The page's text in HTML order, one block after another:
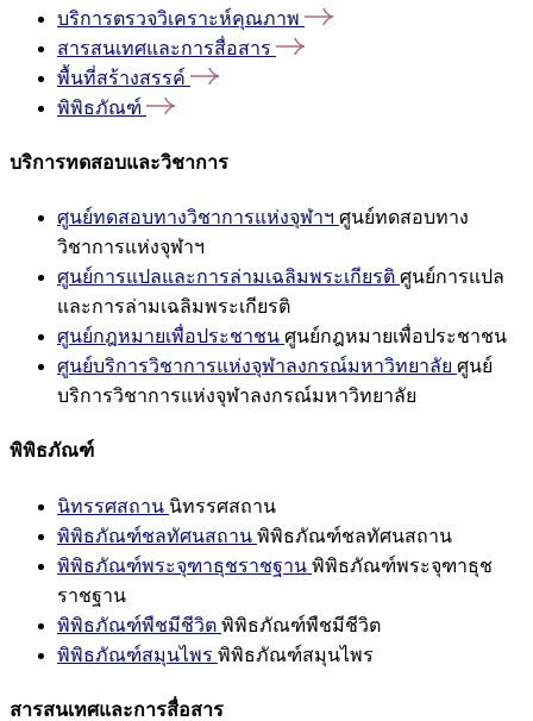
บริการตรวจวิเคราะห์คุณภาพ
สารสนเทศและการสื่อสาร
พื้นที่สร้างสรรค์
พิพิธภัณฑ์
บริการทดสอบและวิชาการ
ศูนย์ทดสอบทางวิชาการแห่งจุฬาฯ ศูนย์ทดสอบทาง
วิชาการแห่งจุฬาฯ
ศูนย์การแปลและการล่ามเฉลิมพระเกียรติ ศูนย์การแปล
และการล่ามเฉลิมพระเกียรติ
ศูนย์กฎหมายเพื่อประชาชน ศูนย์กฎหมายเพื่อประชาชน
ศูนย์บริการวิชาการแห่งจุฬาลงกรณ์มหาวิทยาลัย ศูนย์
บริการวิชาการแห่งจุฬาลงกรณ์มหาวิทยาลัย
พิพิธภัณฑ์
นิทรรศสถาน นิทรรศสถาน
พิพิธภัณฑ์ชลทัศนสถาน พิพิธภัณฑ์ชลทัศนสถาน
พิพิธภัณฑ์พระจุฑาธุชราชฐาน พิพิธภัณฑ์พระจุฑาธุช
ราชฐาน
พิพิธภัณฑ์พืชมีชีวิต พิพิธภัณฑ์พืชมีชีวิต
พิพิธภัณฑ์สมุนไพร พิพิธภัณฑ์สมุนไพร
สารสนเทศและการสื่อสาร